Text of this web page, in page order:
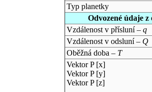
Typ planetky
Odvozené údaje
Vzdálenost v přísluní – q
Vzdálenost v odsluní – Q
Oběžná doba – T
Vektor P [x]
Vektor P [y]
Vektor P [z]